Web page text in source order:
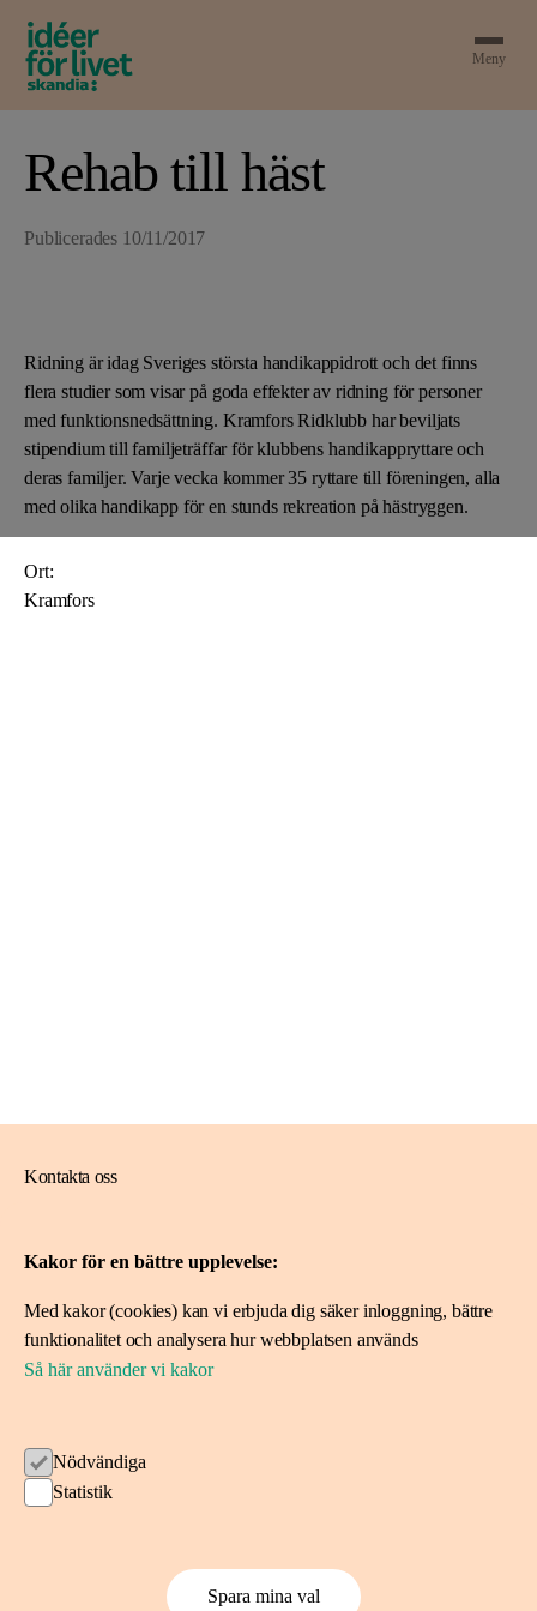
Meny
Rehab till häst
Publicerades 10/11/2017
Ridning är idag Sveriges största handikappidrott och det finns
flera studier som visar på goda effekter av ridning för personer
med funktionsnedsättning. Kramfors Ridklubb har beviljats
stipendium till familjeträffar för klubbens handikappryttare och
deras familjer. Varje vecka kommer 35 ryttare till föreningen, alla
med olika handikapp för en stunds rekreation på hästryggen.
Ort:
Kramfors
Mer om oss
Om Idéer för livet
Ansök om stöd
Kontakta oss
ideerforlivet@skandia.se
Kakor för en bättre upplevelse:
Med kakor (cookies) kan vi erbjuda dig säker inloggning, bättre
funktionalitet och analysera hur webbplatsen används
Så här använder vi kakor
Nödvändiga
Statistik
Spara mina val